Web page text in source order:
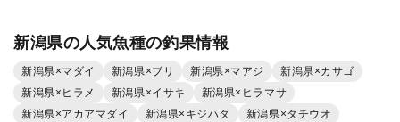
新潟県の人気魚種の釣果情報
新潟県×マダイ 新潟県×ブリ 新潟県×マアジ
新潟県×カサゴ
新潟県×ヒラメ
新潟県×イサキ
新潟県×ヒラマサ
新潟県×アカアマダイ
新潟県×キジハタ
新潟県×タチウオ